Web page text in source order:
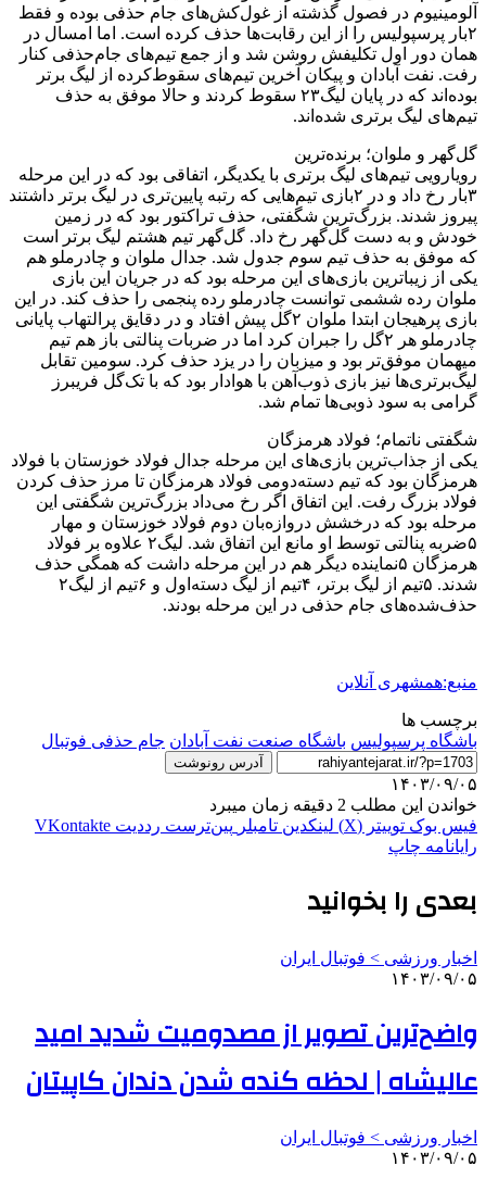
آلومینیوم در فصول گذشته از غول‌کش‌های جام حذفی بوده و فقط
۲بار پرسپولیس را از این رقابت‌ها حذف کرده است. اما امسال در
همان دور اول تکلیفش روشن شد و از جمع تیم‌های جام‌حذفی کنار
رفت. نفت آبادان و پیکان آخرین تیم‌های سقوط‌کرده از لیگ برتر
بوده‌اند که در پایان لیگ۲۳ سقوط کردند و حالا موفق به حذف
تیم‌های لیگ برتری شده‌اند.
گل‌گهر و ملوان؛ برنده‌ترین
رویارویی تیم‌های لیگ برتری با یکدیگر، اتفاقی بود که در این مرحله
۳بار رخ داد و در ۲بازی تیم‌هایی که رتبه پایین‌تری در لیگ برتر داشتند
پیروز شدند. بزرگ‌ترین شگفتی، حذف تراکتور بود که در زمین
خودش و به دست گل‌گهر رخ داد. گل‌گهر تیم هشتم لیگ برتر است
که موفق به حذف تیم سوم جدول شد. جدال ملوان و چادرملو هم
یکی از زیباترین بازی‌های این مرحله بود که در جریان این بازی
ملوان رده ششمی توانست چادرملو رده پنجمی را حذف کند. در این
بازی پرهیجان ابتدا ملوان ۲گل پیش افتاد و در دقایق پرالتهاب پایانی
چادرملو هر ۲گل را جبران کرد اما در ضربات پنالتی باز هم تیم
میهمان موفق‌تر بود و میزبان را در یزد حذف کرد. سومین تقابل
لیگ‌برتری‌ها نیز بازی ذوب‌آهن با هوادار بود که با تک‌گل فریبرز
گرامی به سود ذوبی‌ها تمام شد.
شگفتی ناتمام؛ فولاد هرمزگان
یکی از جذاب‌ترین بازی‌های این مرحله جدال فولاد خوزستان با فولاد
هرمزگان بود که تیم دسته‌دومی فولاد هرمزگان تا مرز حذف کردن
فولاد بزرگ رفت. این اتفاق اگر رخ می‌داد بزرگ‌ترین شگفتی این
مرحله بود که درخشش دروازه‌بان دوم فولاد خوزستان و مهار
۵ضربه پنالتی توسط او مانع این اتفاق شد. لیگ۲ علاوه بر فولاد
هرمزگان ۵نماینده دیگر هم در این مرحله داشت که همگی حذف
شدند. ۵تیم از لیگ برتر، ۴تیم از لیگ دسته‌اول و ۶تیم از لیگ۲
حذف‌شده‌های جام حذفی در این مرحله بودند.
منبع:همشهری آنلاین
برچسب ها
باشگاه پرسپولیس باشگاه صنعت نفت آبادان جام حذفی فوتبال
آدرس رونوشت
۱۴۰۳/۰۹/۰۵
خواندن این مطلب 2 دقیقه زمان میبرد
فیس بوک توییتر (X) لینکدین ‫تامبلر ‫پین‌ترست ‫رددیت ‫VKontakte
رایانامه چاپ
بعدی را بخوانید
اخبار ورزشی > فوتبال ايران
۱۴۰۳/۰۹/۰۵
واضح‌ترین تصویر از مصدومیت شدید امید
عالیشاه | لحظه کنده شدن دندان کاپیتان
اخبار ورزشی > فوتبال ايران
۱۴۰۳/۰۹/۰۵